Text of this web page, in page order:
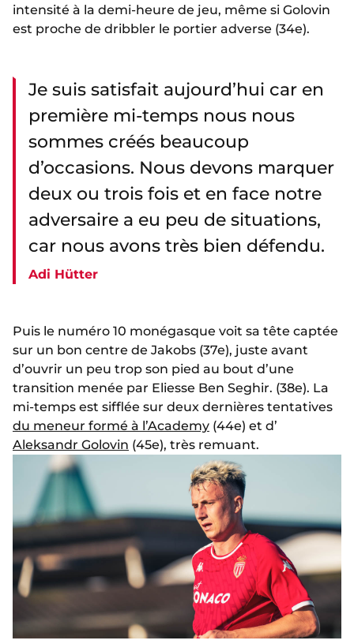
intensité à la demi-heure de jeu, même si Golovin
est proche de dribbler le portier adverse (34e).
Je suis satisfait aujourd’hui car en
première mi-temps nous nous
sommes créés beaucoup
d’occasions. Nous devons marquer
deux ou trois fois et en face notre
adversaire a eu peu de situations,
car nous avons très bien défendu.
Adi Hütter
Puis le numéro 10 monégasque voit sa tête captée
sur un bon centre de Jakobs (37e), juste avant
d’ouvrir un peu trop son pied au bout d’une
transition menée par Eliesse Ben Seghir. (38e). La
mi-temps est sifflée sur deux dernières tentatives
du meneur formé à l’Academy (44e) et d’
Aleksandr Golovin (45e), très remuant.